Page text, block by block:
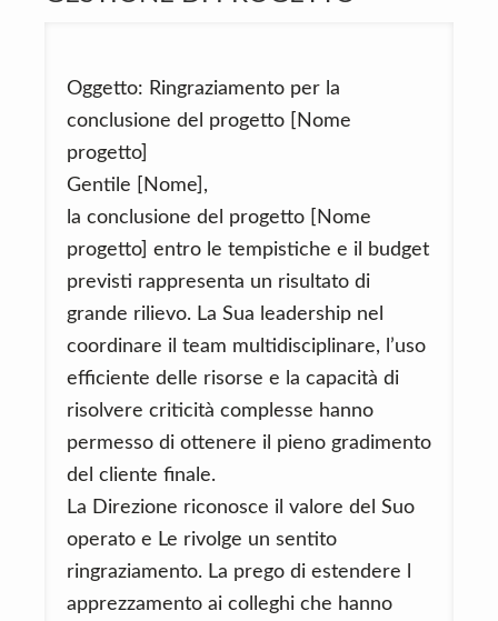
Oggetto: Ringraziamento per la
conclusione del progetto [Nome
progetto]
Gentile [Nome],
la conclusione del progetto [Nome
progetto] entro le tempistiche e il budget
previsti rappresenta un risultato di
grande rilievo. La Sua leadership nel
coordinare il team multidisciplinare, l’uso
efficiente delle risorse e la capacità di
risolvere criticità complesse hanno
permesso di ottenere il pieno gradimento
del cliente finale.
La Direzione riconosce il valore del Suo
operato e Le rivolge un sentito
ringraziamento. La prego di estendere l
apprezzamento ai colleghi che hanno